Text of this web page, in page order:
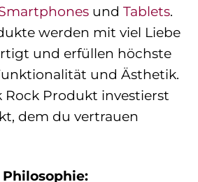
und Tablets.
werden mit viel Liebe
und erfüllen höchste
und Ästhetik.
Rock Produkt investierst
dem du vertrauen